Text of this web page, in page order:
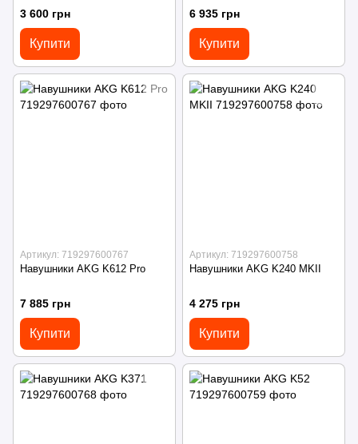
3 600 грн
Купити
6 935 грн
Купити
Артикул: 719297600767
Навушники AKG K612 Pro
7 885 грн
Купити
Артикул: 719297600758
Навушники AKG K240 MKII
4 275 грн
Купити